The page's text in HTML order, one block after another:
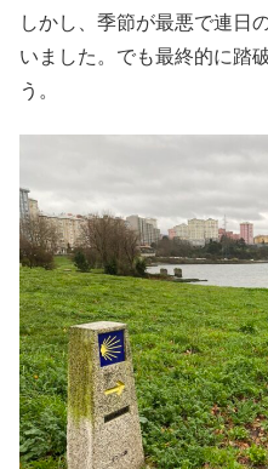
しかし、季節が最悪で連日
いました。でも最終的に踏
う。